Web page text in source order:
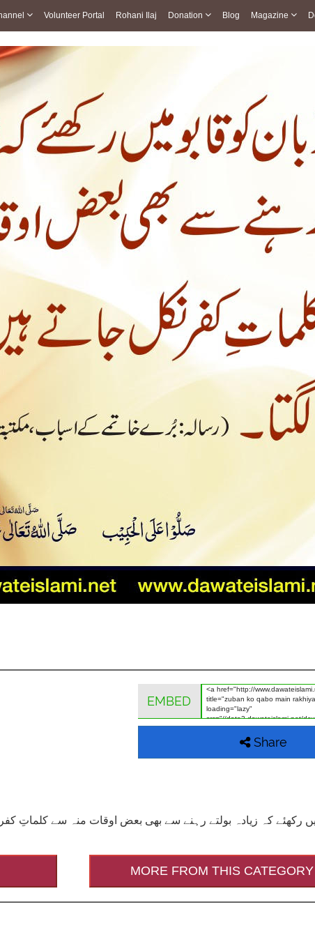
Volunteer Portal Rohani Ilaj Donation Blog Magazine
EMBED
Share
رکھئے کہ زیادہ بولتے رہنے سے بھی بعض اوقات منہ سے کلماتِ کفر
MORE FROM THIS CATEGORY